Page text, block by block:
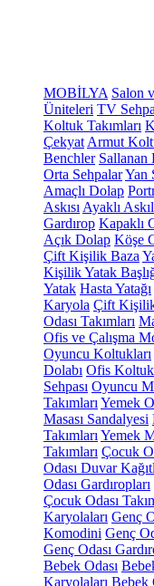
MOBİLYA Salon
Üniteleri TV
Koltuk Takımları
Çekyat Armut
Benchler
Orta SehpalarYan
Amaçlı Dolap
Askısı Ayaklı
Gardırop Kapaklı
Açık Dolap Köşe
Çift Kişilik Baza
Kişilik Yatak
Yatak Hasta Yatağı
Karyola Çift
Odası Takımları
Ofis ve Çalışma
Oyuncu Koltukları
Dolabı Ofis
Sehpası Oyuncu
Takımları Yemek
Masası Sandalyesi
Takımları Yemek
Takımları Çocuk
Odası Duvar
Odası Gardıropları
Çocuk Odası
Karyolaları Genç
Komodini Genç
Genç Odası
Bebek Odası
Karyolaları Bebek